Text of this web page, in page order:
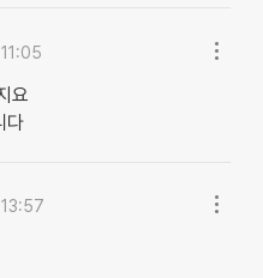
요
다